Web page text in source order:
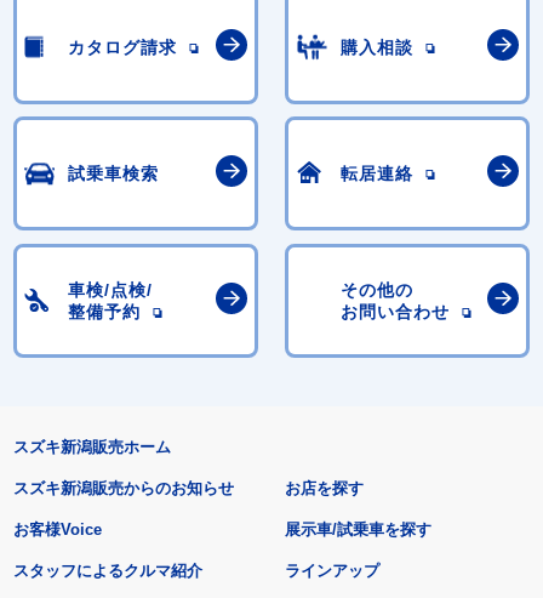
カタログ請求 購入相談
試乗車検索 転居連絡
車検/点検/
整備予約
その他の
お問い合わせ
スズキ新潟販売ホーム
スズキ新潟販売からのお知らせ
お客様Voice
スタッフによるクルマ紹介
お店を探す
展示車/試乗車を探す
ラインアップ